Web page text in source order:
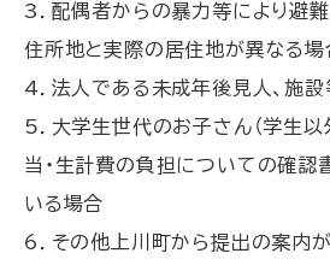
3．配偶者からの暴力等により避
住所地と実際の居住地が異なる場
4．法人である未成年後見人、施
5．大学生世代のお子さん（学生以
当・生計費の負担についての確認
いる場合
6．その他上川町から提出の案内